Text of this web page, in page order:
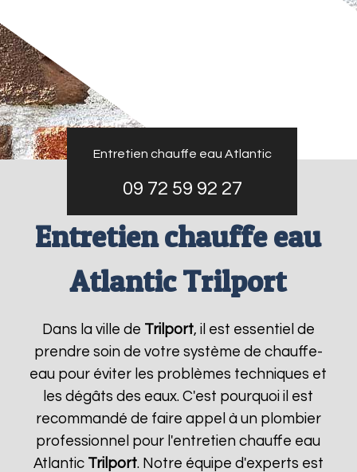
Entretien chauffe eau Atlantic
09 72 59 92 27
Entretien chauffe eau
Atlantic Trilport
Dans la ville de Trilport, il est essentiel de
prendre soin de votre système de chauffe-
eau pour éviter les problèmes techniques et
les dégâts des eaux. C'est pourquoi il est
recommandé de faire appel à un plombier
professionnel pour l'entretien chauffe eau
Atlantic Trilport. Notre équipe d'experts est